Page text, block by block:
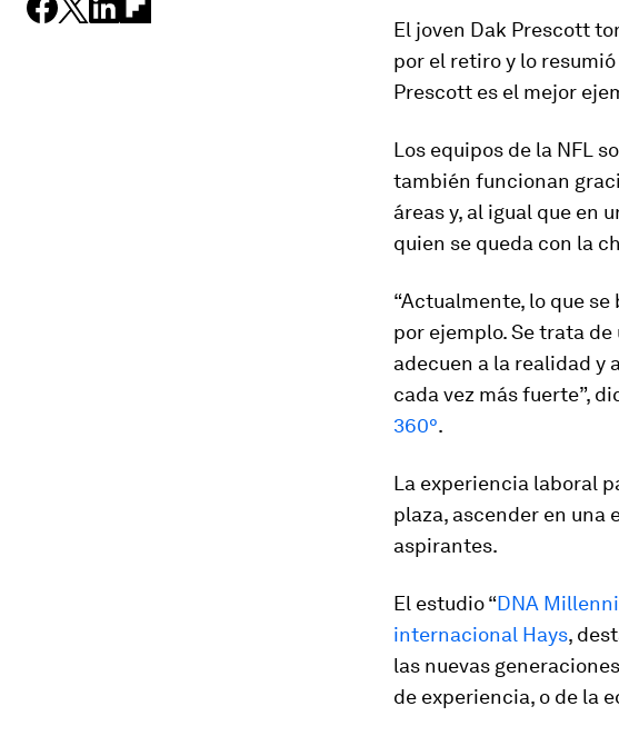
El joven Dak Prescott
por el retiro y lo
Prescott es el mejor
Los equipos de la NFL
también funcionan
áreas y, al igual que en
quien se queda con la
“Actualmente, lo que
por ejemplo. Se trata
adecuen a la realidad y
cada vez más fuerte”,
360°.
La experiencia laboral
plaza, ascender en una
aspirantes.
El estudio “DNA
internacional Hays,
las nuevas
de experiencia, o de la